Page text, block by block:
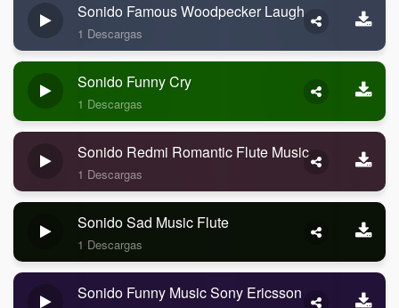
Sonido Famous Woodpecker Laugh
1 Descargas
Sonido Funny Cry
1 Descargas
Sonido Redmi Romantic Flute Music
1 Descargas
Sonido Sad Music Flute
1 Descargas
Sonido Funny Music Sony Ericsson